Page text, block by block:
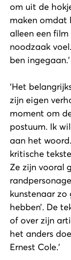
om uit de
maken omdat
alleen een
noodzaak
ben ingegaan.’
‘Het
zijn eigen
moment om
postuum. Ik
aan het
kritische
Ze zijn vooral
kunstenaar zo
hebben’. De
of over zijn
het anders
Ernest Cole.’